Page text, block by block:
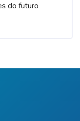
do futuro